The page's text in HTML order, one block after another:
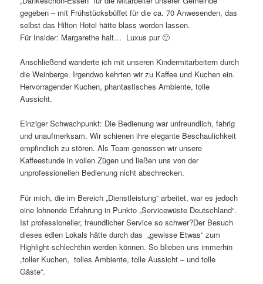
gegeben – mit Frühstücksbüffet für die ca. 70 Anwesenden, das
selbst das Hilton Hotel hätte blass werden lassen.
Für Insider: Margarethe halt… Luxus pur 🙂
Anschließend wanderte ich mit unseren Kindermitarbeitern durch
die Weinberge. Irgendwo kehrten wir zu Kaffee und Kuchen ein.
Hervorragender Kuchen, phantastisches Ambiente, tolle
Aussicht.
Einziger Schwachpunkt: Die Bedienung war unfreundlich, fahrig
und unaufmerksam. Wir schienen ihre elegante Beschaulichkeit
empfindlich zu stören. Als Team genossen wir unsere
Kaffeestunde in vollen Zügen und ließen uns von der
unprofessionellen Bedienung nicht abschrecken.
Für mich, die im Bereich „Dienstleistung“ arbeitet, war es jedoch
eine lohnende Erfahrung in Punkto „Servicewüste Deutschland“.
Ist professioneller, freundlicher Service so schwer?Der Besuch
dieses edlen Lokals hätte durch das „gewisse Etwas“ zum
Highlight schlechthin werden können. So blieben uns immerhin
„toller Kuchen, tolles Ambiente, tolle Aussicht – und tolle
Gäste“.